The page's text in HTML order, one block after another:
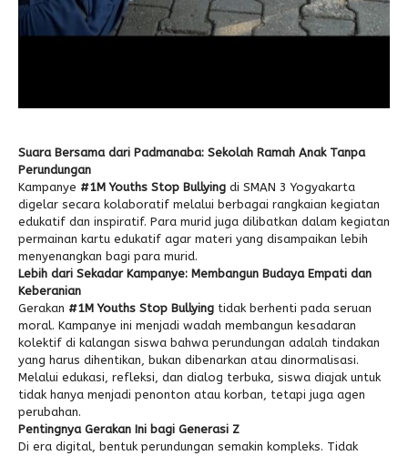
Suara Bersama dari Padmanaba: Sekolah Ramah Anak Tanpa
Perundungan
Kampanye #1M Youths Stop Bullying di SMAN 3 Yogyakarta
digelar secara kolaboratif melalui berbagai rangkaian kegiatan
edukatif dan inspiratif. Para murid juga dilibatkan dalam kegiatan
permainan kartu edukatif agar materi yang disampaikan lebih
menyenangkan bagi para murid.
Lebih dari Sekadar Kampanye: Membangun Budaya Empati dan
Keberanian
Gerakan #1M Youths Stop Bullying tidak berhenti pada seruan
moral. Kampanye ini menjadi wadah membangun kesadaran
kolektif di kalangan siswa bahwa perundungan adalah tindakan
yang harus dihentikan, bukan dibenarkan atau dinormalisasi.
Melalui edukasi, refleksi, dan dialog terbuka, siswa diajak untuk
tidak hanya menjadi penonton atau korban, tetapi juga agen
perubahan.
Pentingnya Gerakan Ini bagi Generasi Z
Di era digital, bentuk perundungan semakin kompleks. Tidak